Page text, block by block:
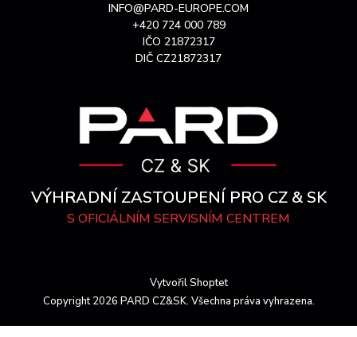
INFO@PARD-EUROPE.COM
+420 724 000 789
IČO 21872317
DIČ CZ21872317
VÝHRADNÍ ZASTOUPENÍ PRO CZ & SK
S OFICIÁLNÍM SERVISNÍM CENTREM
Vytvořil Shoptet
Copyright 2026 PARD CZ&SK. Všechna práva vyhrazena.